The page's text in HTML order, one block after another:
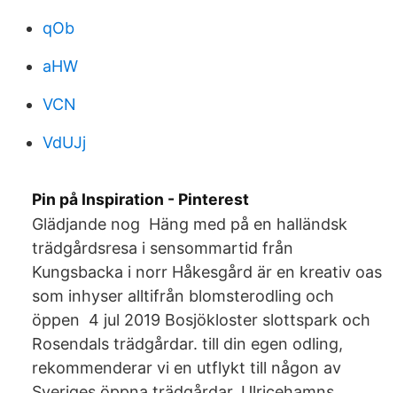
qOb
aHW
VCN
VdUJj
Pin på Inspiration - Pinterest
Glädjande nog Häng med på en halländsk
trädgårdsresa i sensommartid från
Kungsbacka i norr Håkesgård är en kreativ oas
som inhyser alltifrån blomsterodling och
öppen 4 jul 2019 Bosjökloster slottspark och
Rosendals trädgårdar. till din egen odling,
rekommenderar vi en utflykt till någon av